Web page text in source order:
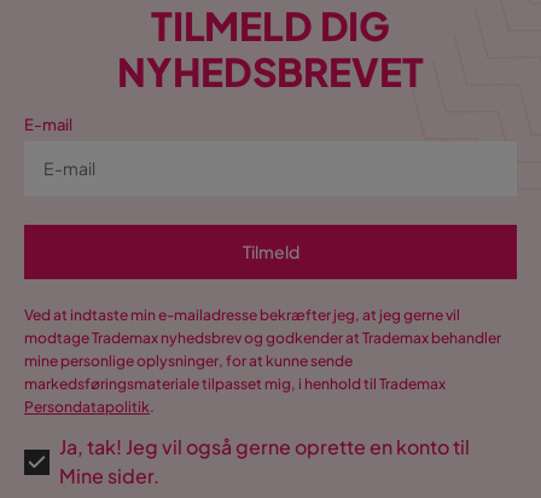
TILMELD DIG
NYHEDSBREVET
E-mail
Tilmeld
Ved at indtaste min e-mailadresse bekræfter jeg, at jeg gerne vil
modtage Trademax nyhedsbrev og godkender at Trademax behandler
mine personlige oplysninger, for at kunne sende
markedsføringsmateriale tilpasset mig, i henhold til Trademax
Persondatapolitik.
Ja, tak! Jeg vil også gerne oprette en konto til
Mine sider.